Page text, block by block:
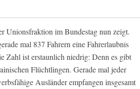
Unionsfraktion im Bundestag nun zeigt.
mal 837 Fahrern eine Fahrerlaubnis
Zahl ist erstaunlich niedrig: Denn es gibt
Flüchtlingen. Gerade mal jeder
Ausländer empfangen insgesamt